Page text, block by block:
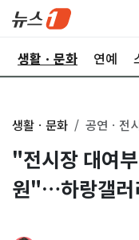
생활ㆍ문화 연예
생활ㆍ문화 공연ㆍ전
"전시장 대여
원"…하랑갤러